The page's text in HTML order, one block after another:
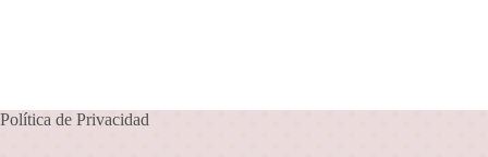
Política de Privacidad